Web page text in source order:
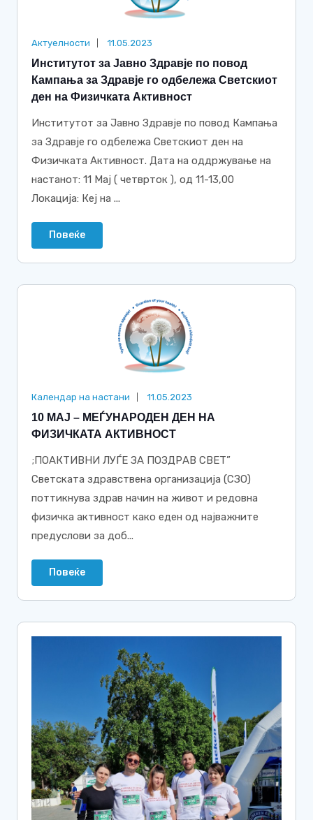
Актуелности 11.05.2023
Институтот за Јавно Здравје по повод
Кампања за Здравје го одбележа Светскиот
ден на Физичката Активност
Институтот за Јавно Здравје по повод Кампања
за Здравје го одбележа Светскиот ден на
Физичката Активност. Дата на оддржување на
настанот: 11 Мај ( четврток ), од 11-13,00
Локација: Кеј на ...
Повеќе
Календар на настани 11.05.2023
10 МАЈ – МЕЃУНАРОДЕН ДЕН НА
ФИЗИЧКАТА АКТИВНОСТ
;ПОАКТИВНИ ЛУЃЕ ЗА ПОЗДРАВ СВЕТ”
Светската здравствена организација (СЗО)
поттикнува здрав начин на живот и редовна
физичка активност како еден од најважните
предуслови за доб...
Повеќе